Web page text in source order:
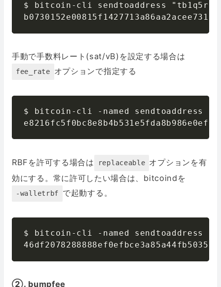
$ bitcoin-cli sendtoaddress
手動で手数料レート(sat/vB)を設定する場合は
fee_rate オプションで指定する
$ bitcoin-cli -named sendtoaddress
RBFを許可する場合は replaceable オプションを有
効にする。常に許可したい場合は、bitcoindを
-walletrbf で起動する。
$ bitcoin-cli -named sendtoaddress
②. bumpfee